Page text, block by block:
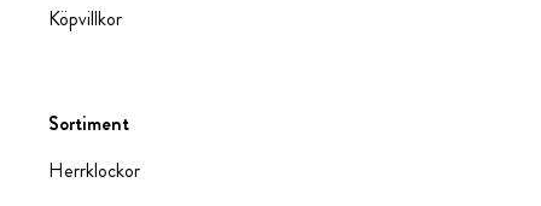
Köpvillkor
Sortiment
Herrklockor